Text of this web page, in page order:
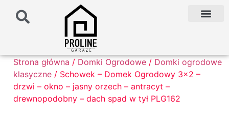
Strona główna / Domki Ogrodowe / Domki ogrodowe
klasyczne / Schowek – Domek Ogrodowy 3×2 –
drzwi – okno – jasny orzech – antracyt –
drewnopodobny – dach spad w tył PLG162